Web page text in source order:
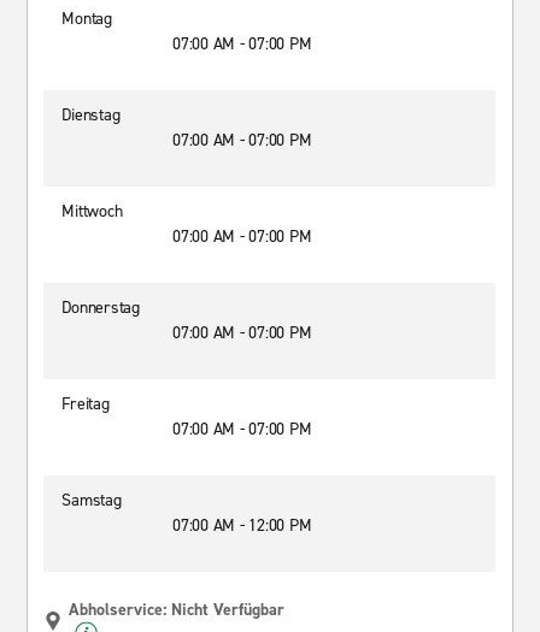
Montag
07:00 AM - 07:00 PM
Dienstag
07:00 AM - 07:00 PM
Mittwoch
07:00 AM - 07:00 PM
Donnerstag
07:00 AM - 07:00 PM
Freitag
07:00 AM - 07:00 PM
Samstag
07:00 AM - 12:00 PM
Abholservice: Nicht Verfügbar